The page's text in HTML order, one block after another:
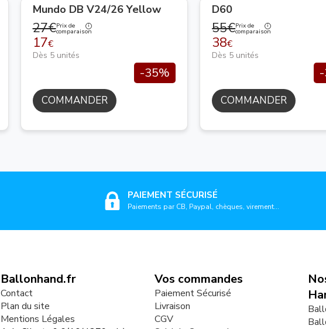
Mundo DB V24/26 Yellow
27€Prix de
comparaison
17€
Dès 5 unités
-35%
COMMANDER
D60
55€Prix de
comparaison
38€
Dès 5 unités
COMMANDER
PAIEMENT SÉCURISÉ
Paiements par CB, Paypal, chèques, virement...
Ballonhand.fr
Contact
Plan du site
Mentions Légales
Vos commandes
Paiement Sécurisé
Livraison
CGV